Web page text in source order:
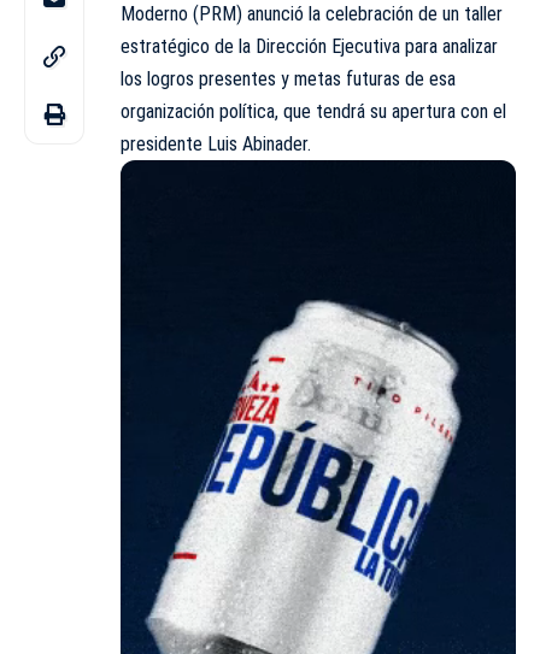
Moderno (PRM) anunció la celebración de un taller
estratégico de la Dirección Ejecutiva para analizar
los logros presentes y metas futuras de esa
organización política, que tendrá su apertura con el
presidente Luis Abinader.